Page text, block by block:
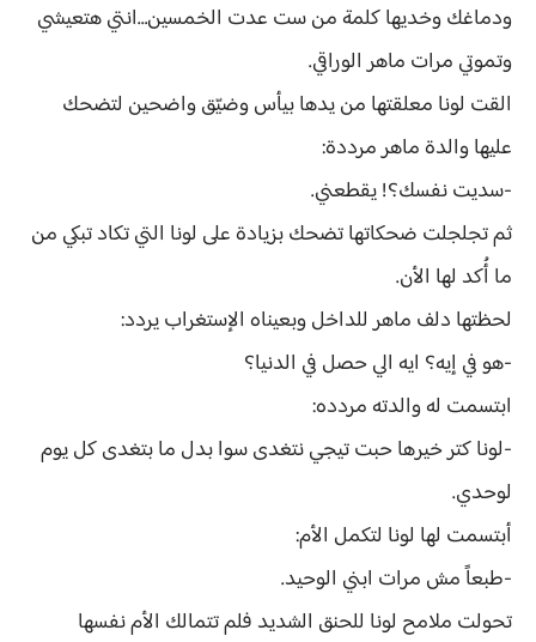
ودماغك وخديها كلمة من ست عدت الخمسين…انتي هتعيشي
وتموتي مرات ماهر الوراقي.
القت لونا معلقتها من يدها بيأس وضيّق واضحين لتضحك
عليها والدة ماهر مرددة:
-سديت نفسك؟! يقطعني.
ثم تجلجلت ضحكاتها تضحك بزيادة على لونا التي تكاد تبكي من
ما أُكد لها الأن.
لحظتها دلف ماهر للداخل وبعيناه الإستغراب يردد:
-هو في إيه؟ ايه الي حصل في الدنيا؟
ابتسمت له والدته مردده:
-لونا كتر خيرها حبت تيجي نتغدى سوا بدل ما بتغدى كل يوم
لوحدي.
أبتسمت لها لونا لتكمل الأم:
-طبعاً مش مرات ابني الوحيد.
تحولت ملامح لونا للحنق الشديد فلم تتمالك الأم نفسها